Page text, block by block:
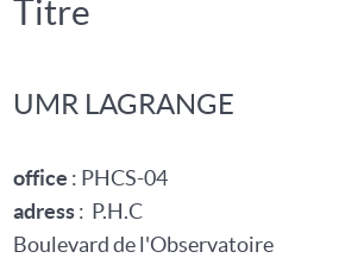
Titre
UMR LAGRANGE
office : PHCS-04
adress: P.H.C
Boulevard de l'Observatoire